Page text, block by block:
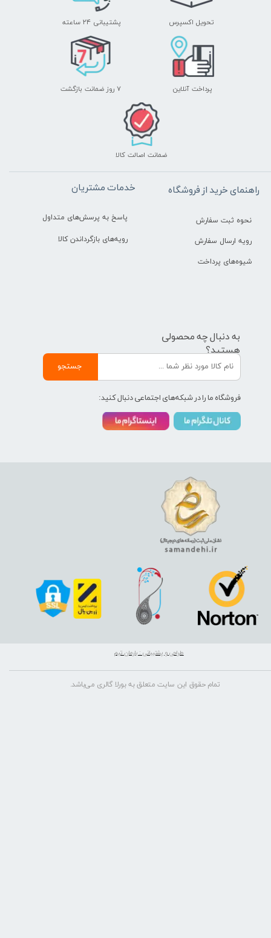
تمام حقوق این سایت متعلق به بورلا گالری می‌باشد.
طراحی و پشتیبانی : بارمان تیم
تحویل اکسپرس پشتیبانی ۲۴ ساعته
پرداخت آنلاین ۷ روز ضمانت بازگشت
ضمانت اصالت کالا
راهنمای خرید از فروشگاه
نحوه ثبت سفارش
رویه ارسال سفارش
شیوه‌های پرداخت
خدمات مشتریان
پاسخ به پرسش‌های متداول
رویه‌های بازگرداندن کالا
به دنبال چه محصولی
هستید؟
جستجو
فروشگاه ما را در شبکه‌های اجتماعی دنبال کنید: